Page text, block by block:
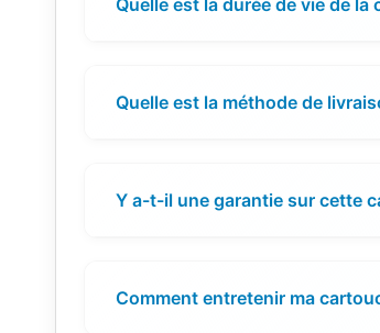
Quelle est la méthode de
Y a-t-il une garantie sur cette
Comment entretenir ma